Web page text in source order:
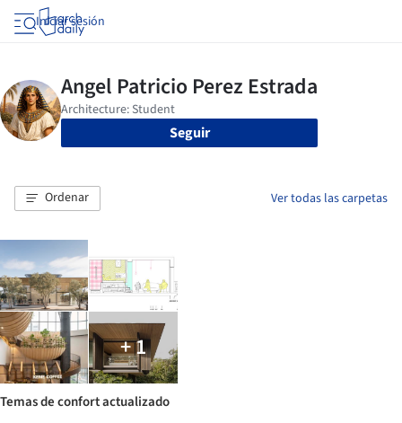
Iniciar sesión
Seguir
Ordenar Ver todas las carpetas
+ 1
Temas de confort actualizado